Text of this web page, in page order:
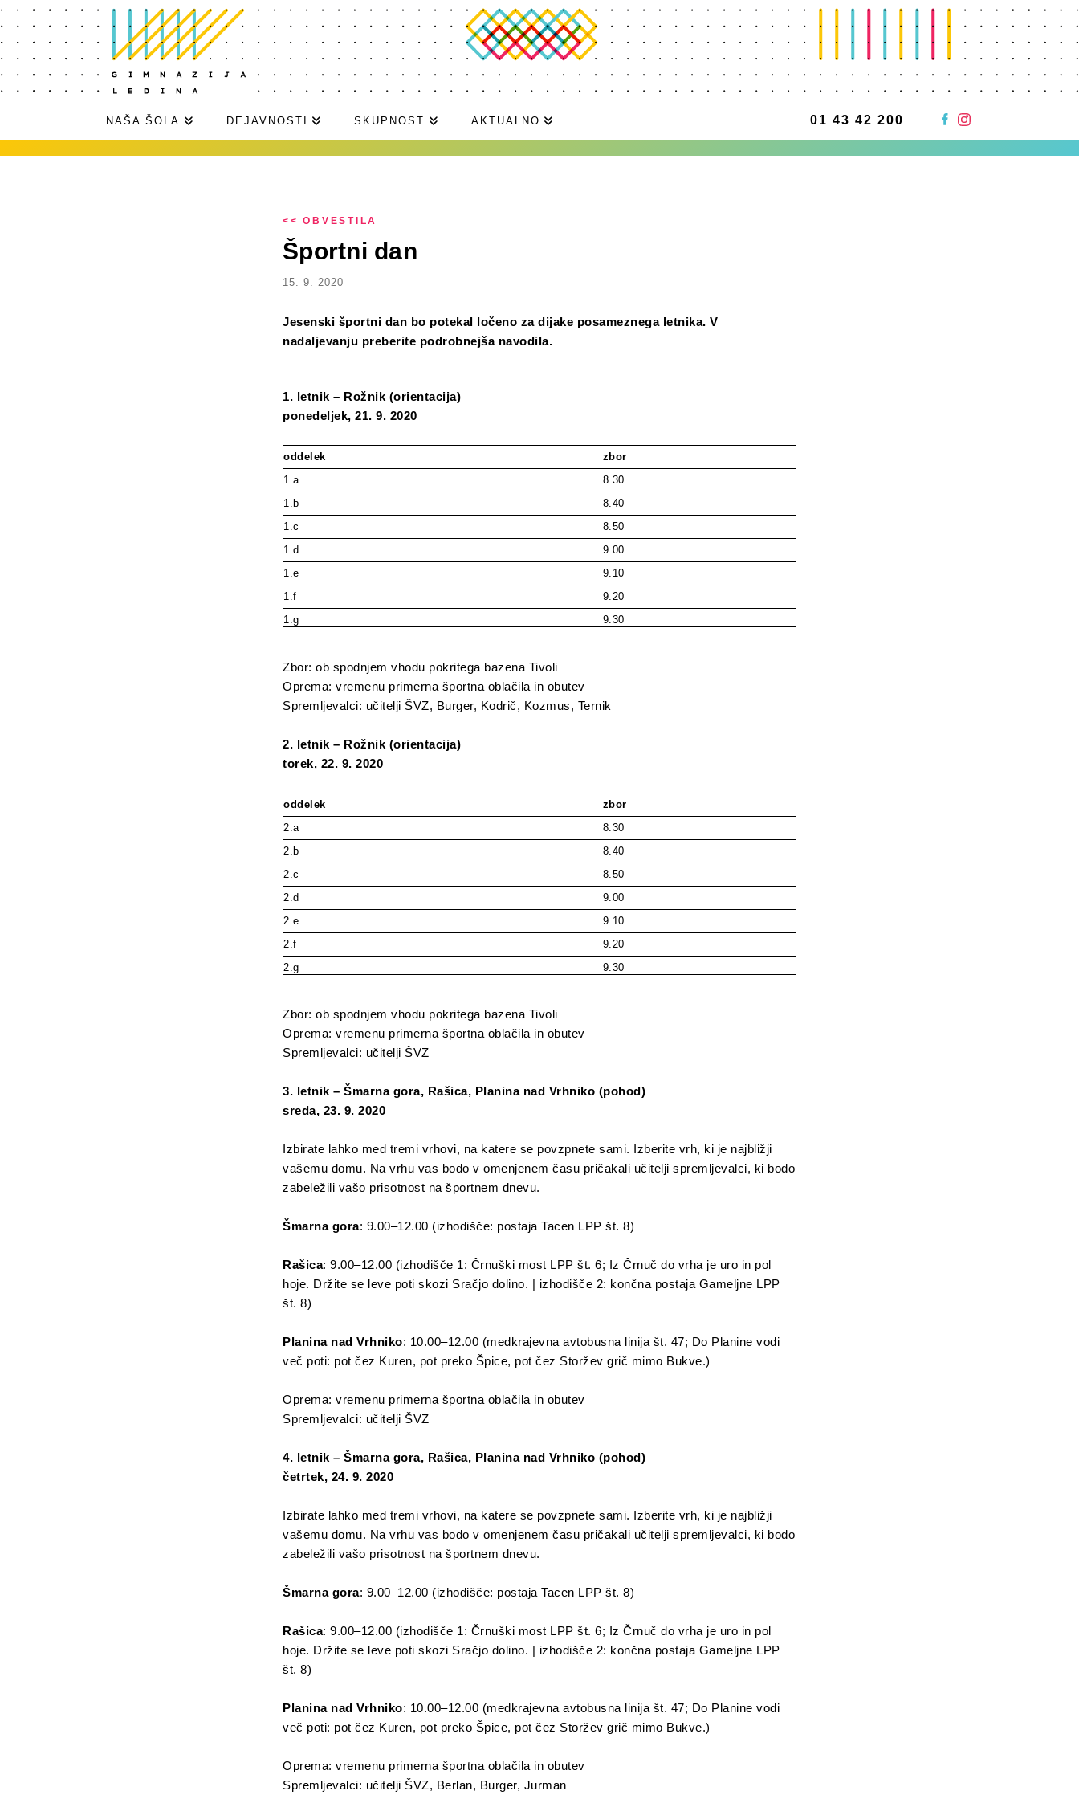
NAŠA ŠOLA DEJAVNOSTI SKUPNOST AKTUALNO 01 43 42 200
<< OBVESTILA
Športni dan
15. 9. 2020
Jesenski športni dan bo potekal ločeno za dijake posameznega letnika. V
nadaljevanju preberite podrobnejša navodila.
1. letnik – Rožnik (orientacija)
ponedeljek, 21. 9. 2020
oddelek
zbor
1.a
8.30
1.b
8.40
1.c
8.50
1.d
9.00
1.e
9.10
1.f
9.20
1.g
9.30
Zbor: ob spodnjem vhodu pokritega bazena Tivoli
Oprema: vremenu primerna športna oblačila in obutev
Spremljevalci: učitelji ŠVZ, Burger, Kodrič, Kozmus, Ternik
2. letnik – Rožnik (orientacija)
torek, 22. 9. 2020
oddelek
zbor
2.a
8.30
2.b
8.40
2.c
8.50
2.d
9.00
2.e
9.10
2.f
9.20
2.g
9.30
Zbor: ob spodnjem vhodu pokritega bazena Tivoli
Oprema: vremenu primerna športna oblačila in obutev
Spremljevalci: učitelji ŠVZ
3. letnik – Šmarna gora, Rašica, Planina nad Vrhniko (pohod)
sreda, 23. 9. 2020
Izbirate lahko med tremi vrhovi, na katere se povzpnete sami. Izberite vrh, ki je najbližji
vašemu domu. Na vrhu vas bodo v omenjenem času pričakali učitelji spremljevalci, ki bodo
zabeležili vašo prisotnost na športnem dnevu.
Šmarna gora: 9.00–12.00 (izhodišče: postaja Tacen LPP št. 8)
Rašica: 9.00–12.00 (izhodišče 1: Črnuški most LPP št. 6; Iz Črnuč do vrha je uro in pol
hoje. Držite se leve poti skozi Sračjo dolino. | izhodišče 2: končna postaja Gameljne LPP
št. 8)
Planina nad Vrhniko: 10.00–12.00 (medkrajevna avtobusna linija št. 47; Do Planine vodi
več poti: pot čez Kuren, pot preko Špice, pot čez Storžev grič mimo Bukve.)
Oprema: vremenu primerna športna oblačila in obutev
Spremljevalci: učitelji ŠVZ
4. letnik – Šmarna gora, Rašica, Planina nad Vrhniko (pohod)
četrtek, 24. 9. 2020
Izbirate lahko med tremi vrhovi, na katere se povzpnete sami. Izberite vrh, ki je najbližji
vašemu domu. Na vrhu vas bodo v omenjenem času pričakali učitelji spremljevalci, ki bodo
zabeležili vašo prisotnost na športnem dnevu.
Šmarna gora: 9.00–12.00 (izhodišče: postaja Tacen LPP št. 8)
Rašica: 9.00–12.00 (izhodišče 1: Črnuški most LPP št. 6; Iz Črnuč do vrha je uro in pol
hoje. Držite se leve poti skozi Sračjo dolino. | izhodišče 2: končna postaja Gameljne LPP
št. 8)
Planina nad Vrhniko: 10.00–12.00 (medkrajevna avtobusna linija št. 47; Do Planine vodi
več poti: pot čez Kuren, pot preko Špice, pot čez Storžev grič mimo Bukve.)
Oprema: vremenu primerna športna oblačila in obutev
Spremljevalci: učitelji ŠVZ, Berlan, Burger, Jurman